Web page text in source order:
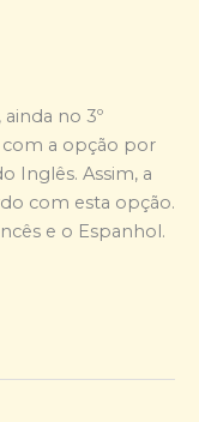
no 3º
com a opção por
Inglês. Assim, a
com esta opção.
e o Espanhol.